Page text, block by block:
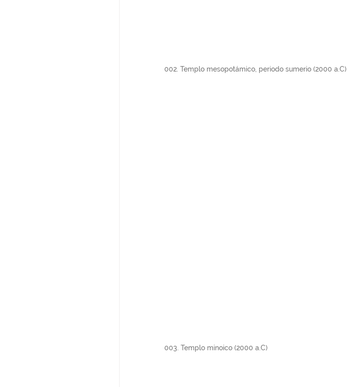
002. Templo mesopotámico, periodo sumerio (2000 a.C)
003. Templo minoico (2000 a.C)